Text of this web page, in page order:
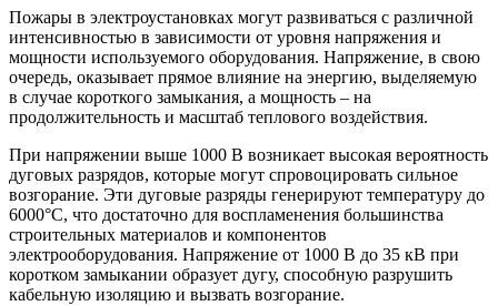
Пожары в электроустановках могут развиваться с различной
интенсивностью в зависимости от уровня напряжения и
мощности используемого оборудования. Напряжение, в свою
очередь, оказывает прямое влияние на энергию, выделяемую
в случае короткого замыкания, а мощность – на
продолжительность и масштаб теплового воздействия.
При напряжении выше 1000 В возникает высокая вероятность
дуговых разрядов, которые могут спровоцировать сильное
возгорание. Эти дуговые разряды генерируют температуру до
6000°C, что достаточно для воспламенения большинства
строительных материалов и компонентов
электрооборудования. Напряжение от 1000 В до 35 кВ при
коротком замыкании образует дугу, способную разрушить
кабельную изоляцию и вызвать возгорание.